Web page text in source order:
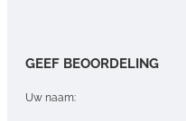
GEEF BEOORDELING
Uw naam: